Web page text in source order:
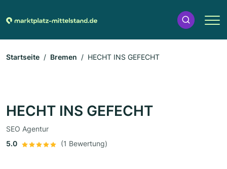
Startseite Bremen HECHT INS GEFECHT
HECHT INS GEFECHT
SEO Agentur
5.0
(1 Bewertung)